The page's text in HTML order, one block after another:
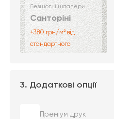
Безшовні шпалери
Санторіні
+380 грн/м² від
стандартного
3. Додаткові опції
Преміум друк